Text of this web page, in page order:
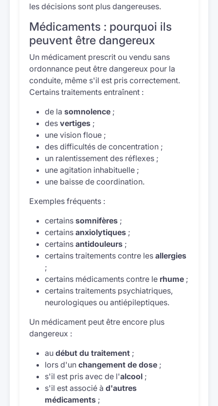
les décisions sont plus dangereuses.
Médicaments : pourquoi ils
peuvent être dangereux
Un médicament prescrit ou vendu sans
ordonnance peut être dangereux pour la
conduite, même s'il est pris correctement.
Certains traitements entraînent :
de la somnolence ;
des vertiges ;
une vision floue ;
des difficultés de concentration ;
un ralentissement des réflexes ;
une agitation inhabituelle ;
une baisse de coordination.
Exemples fréquents :
certains somnifères ;
certains anxiolytiques ;
certains antidouleurs ;
certains traitements contre les allergies
;
certains médicaments contre le rhume ;
certains traitements psychiatriques,
neurologiques ou antiépileptiques.
Un médicament peut être encore plus
dangereux :
au début du traitement ;
lors d'un changement de dose ;
s'il est pris avec de l'alcool ;
s'il est associé à d'autres
médicaments ;